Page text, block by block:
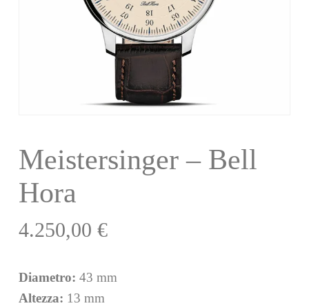
Meistersinger – Bell
Hora
4.250,00 €
Diametro: 43 mm
Altezza: 13 mm